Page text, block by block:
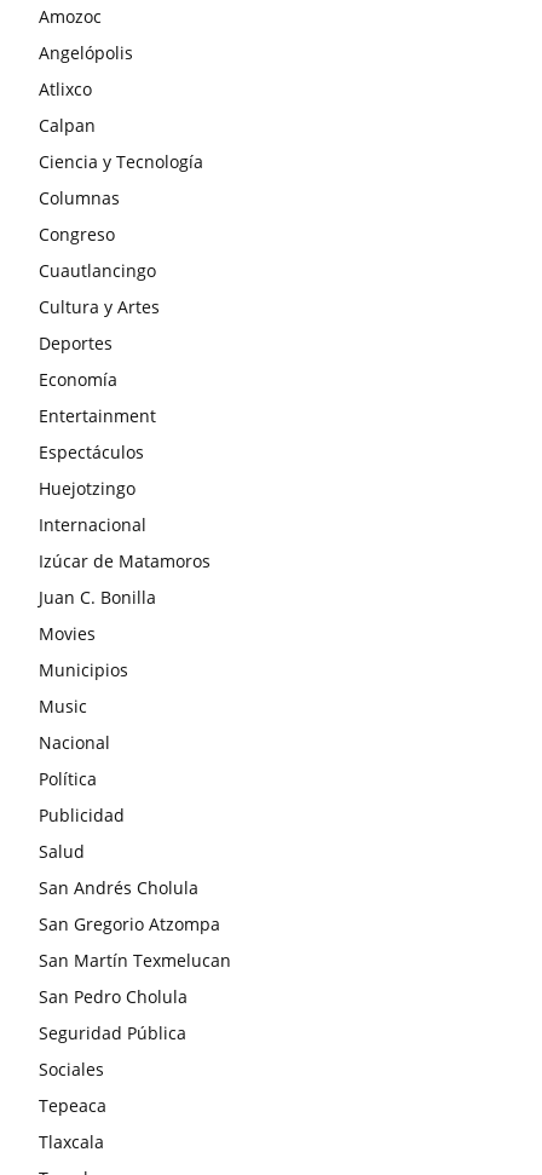
Amozoc
Angelópolis
Atlixco
Calpan
Ciencia y Tecnología
Columnas
Congreso
Cuautlancingo
Cultura y Artes
Deportes
Economía
Entertainment
Espectáculos
Huejotzingo
Internacional
Izúcar de Matamoros
Juan C. Bonilla
Movies
Municipios
Music
Nacional
Política
Publicidad
Salud
San Andrés Cholula
San Gregorio Atzompa
San Martín Texmelucan
San Pedro Cholula
Seguridad Pública
Sociales
Tepeaca
Tlaxcala